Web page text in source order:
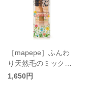
［mapepe］ふんわ
り天然毛のミックス
ロールブラシ／マペ
1,650円